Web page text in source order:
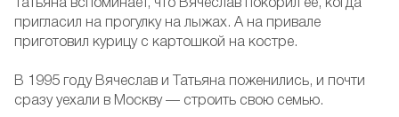
Татьяна вспоминает, что Вячеслав покорил ее, когда
пригласил на прогулку на лыжах. А на привале
приготовил курицу с картошкой на костре.
В 1995 году Вячеслав и Татьяна поженились, и почти
сразу уехали в Москву — строить свою семью.